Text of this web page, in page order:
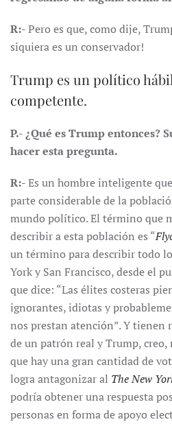
R:-Pero es que, como dije,
siquiera es un conservador!
Trump es un político
competente.
P.- ¿Qué es Trump entonces?
hacer esta pregunta.
R:-Es un hombre inteligente
parte considerable de la
mundo político. El término que
describir a esta población es “
un término para describir todo
York y San Francisco, desde el
que dice: “Las élites costeras
ignorantes, idiotas y
nos prestan atención”. Y tienen
de un patrón real y Trump,
que hay una gran cantidad de
logra antagonizar al The New
podría obtener una respuesta
personas en forma de apoyo